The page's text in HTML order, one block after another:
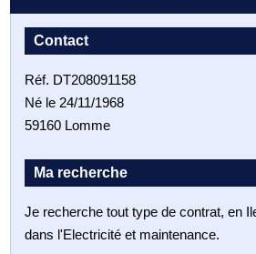
Contact
Réf. DT208091158
Né le 24/11/1968
59160 Lomme
Ma recherche
Je recherche tout type de contrat, en
dans l'Electricité et maintenance.